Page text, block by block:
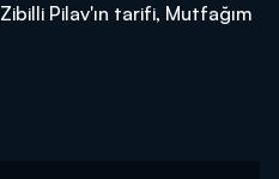
Pilav'ın tarifi, Mutfağım